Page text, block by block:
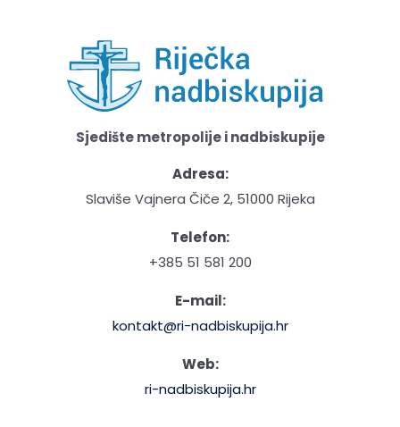
Sjedište metropolije i nadbiskupije
Adresa:
Slaviše Vajnera Čiče 2, 51000 Rijeka
Telefon:
+385 51 581 200
E-mail:
kontakt@ri-nadbiskupija.hr
Web:
ri-nadbiskupija.hr